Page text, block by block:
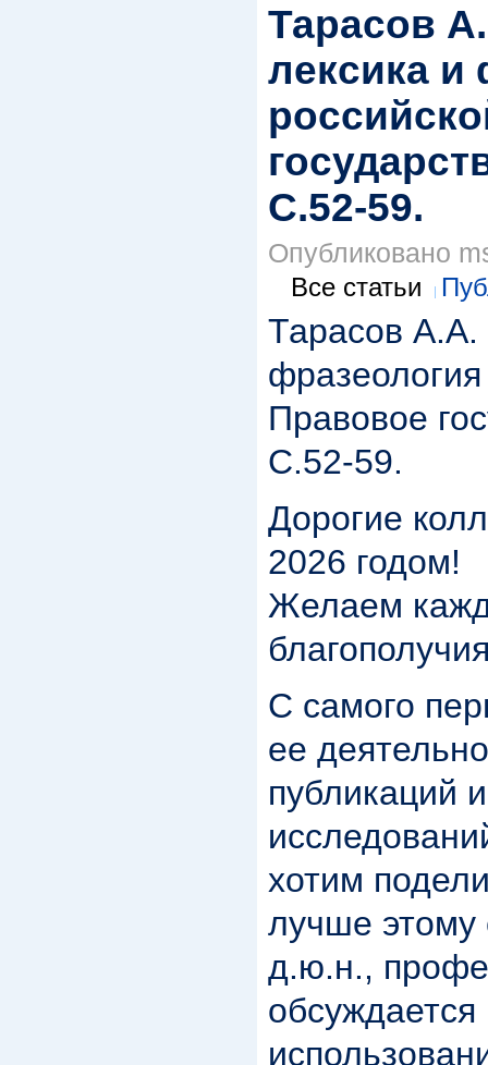
Тарасов
лексика и
С.52-59.
Опубликовано
Все статьи
Тарасов А.А.
Правовое
С.52-59.
Дорогие
2026 годом!
Желаем
С самого
ее
публикаций
хотим
лучше этому
д.ю.н.,
обсуждается